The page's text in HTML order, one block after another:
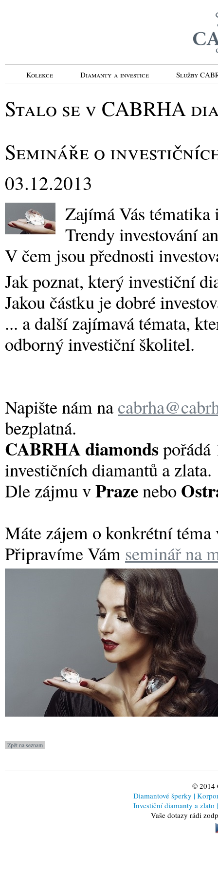
Kolekce Diamanty a investice Služby
Stalo se v CABRHA
Semináře o
03.12.2013
Zajímá Vás tématika
Trendy investování
V čem jsou přednosti
Jak poznat, který investiční
Jakou částku je dobré
... a další zajímavá témata,
odborný investiční školitel.
Napište nám na
bezplatná.
CABRHA diamondspořádá
investičních diamantů a zlata.
Dle zájmu vPrazenebo
Máte zájem o konkrétní
Připravíme Vám seminář na
© 2014
Diamantové šperky |
Investiční diamanty a zlato |
Vaše dotazy rádi